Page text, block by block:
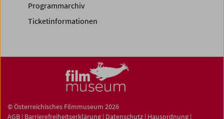
Programmarchiv
Ticketinformationen
© Österreichisches Filmmuseum 2026
AGB | Barrierefreiheitserklärung | Datenschutz | Hausordnung |